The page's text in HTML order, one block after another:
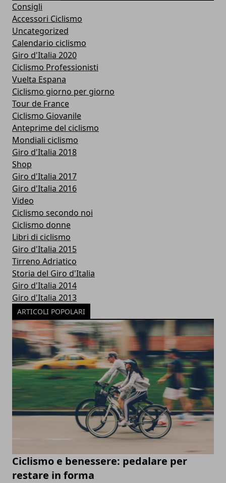
Consigli
Accessori Ciclismo
Uncategorized
Calendario ciclismo
Giro d'Italia 2020
Ciclismo Professionisti
Vuelta Espana
Ciclismo giorno per giorno
Tour de France
Ciclismo Giovanile
Anteprime del ciclismo
Mondiali ciclismo
Giro d'Italia 2018
Shop
Giro d'Italia 2017
Giro d'Italia 2016
Video
Ciclismo secondo noi
Ciclismo donne
Libri di ciclismo
Giro d'Italia 2015
Tirreno Adriatico
Storia del Giro d'Italia
Giro d'Italia 2014
Giro d'Italia 2013
ARTICOLI POPOLARI
Ciclismo e benessere: pedalare per
restare in forma